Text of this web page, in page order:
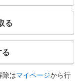
る
除はマイページから行